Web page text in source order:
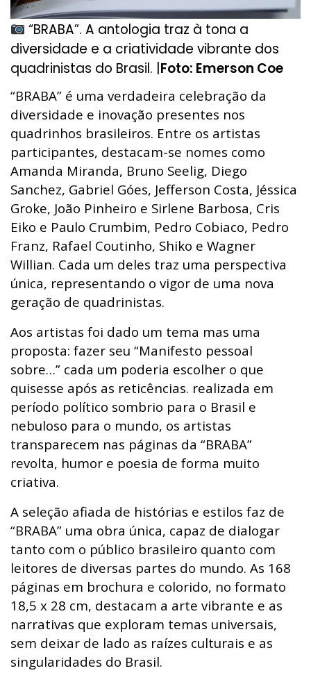
“BRABA”. A antologia traz à tona a
diversidade e a criatividade vibrante dos
quadrinistas do Brasil. | Foto: Emerson Coe
“BRABA” é uma verdadeira celebração da
diversidade e inovação presentes nos
quadrinhos brasileiros. Entre os artistas
participantes, destacam-se nomes como
Amanda Miranda, Bruno Seelig, Diego
Sanchez, Gabriel Góes, Jefferson Costa, Jéssica
Groke, João Pinheiro e Sirlene Barbosa, Cris
Eiko e Paulo Crumbim, Pedro Cobiaco, Pedro
Franz, Rafael Coutinho, Shiko e Wagner
Willian. Cada um deles traz uma perspectiva
única, representando o vigor de uma nova
geração de quadrinistas.
Aos artistas foi dado um tema mas uma
proposta: fazer seu “Manifesto pessoal
sobre…” cada um poderia escolher o que
quisesse após as reticências. realizada em
período político sombrio para o Brasil e
nebuloso para o mundo, os artistas
transparecem nas páginas da “BRABA”
revolta, humor e poesia de forma muito
criativa.
A seleção afiada de histórias e estilos faz de
“BRABA” uma obra única, capaz de dialogar
tanto com o público brasileiro quanto com
leitores de diversas partes do mundo. As 168
páginas em brochura e colorido, no formato
18,5 x 28 cm, destacam a arte vibrante e as
narrativas que exploram temas universais,
sem deixar de lado as raízes culturais e as
singularidades do Brasil.